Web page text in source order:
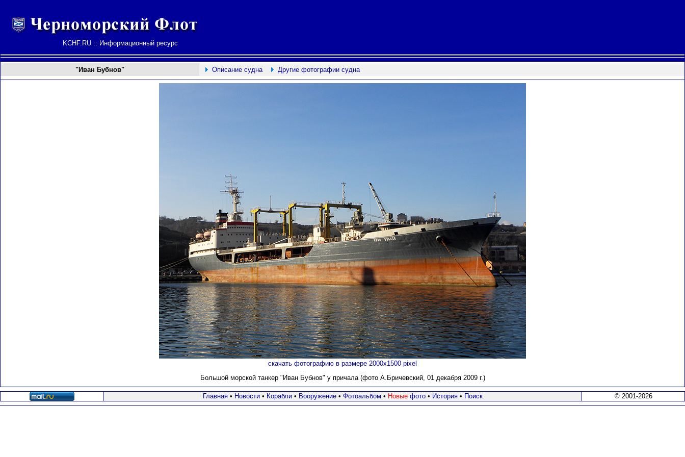
KCHF.RU :: Информационный ресурс
"Иван Бубнов" Описание судна Другие фотографии судна
скачать фотографию в размере 2000х1500 pixel
Большой морской танкер "Иван Бубнов" у причала (фото А.Бричевский, 01 декабря 2009 г.)
Главная• Новости• Корабли• Вооружение • Фотоальбом • Новыефото • История• Поиск © 2001-2026